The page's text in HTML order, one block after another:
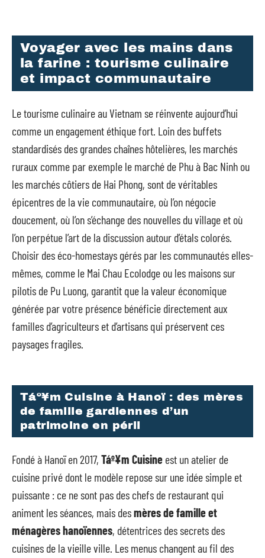
Voyager avec les mains dans
la farine : tourisme culinaire
et impact communautaire
Le tourisme culinaire au Vietnam se réinvente aujourd’hui
comme un engagement éthique fort. Loin des buffets
standardisés des grandes chaînes hôtelières, les marchés
ruraux comme par exemple le marché de Phu à Bac Ninh ou
les marchés côtiers de Hai Phong, sont de véritables
épicentres de la vie communautaire, où l’on négocie
doucement, où l’on s’échange des nouvelles du village et où
l’on perpétue l’art de la discussion autour d’étals colorés.
Choisir des éco-homestays gérés par les communautés elles-
mêmes, comme le Mai Chau Ecolodge ou les maisons sur
pilotis de Pu Luong, garantit que la valeur économique
générée par votre présence bénéficie directement aux
familles d’agriculteurs et d’artisans qui préservent ces
paysages fragiles.
Táº¥m Cuisine à Hanoï : des mères
de famille gardiennes d’un
patrimoine en péril
Fondé à Hanoï en 2017, Táº¥m Cuisine est un atelier de
cuisine privé dont le modèle repose sur une idée simple et
puissante : ce ne sont pas des chefs de restaurant qui
animent les séances, mais desmères de famille et
ménagères hanoïennes, détentrices des secrets des
cuisines de la vieille ville. Les menus changent au fil des